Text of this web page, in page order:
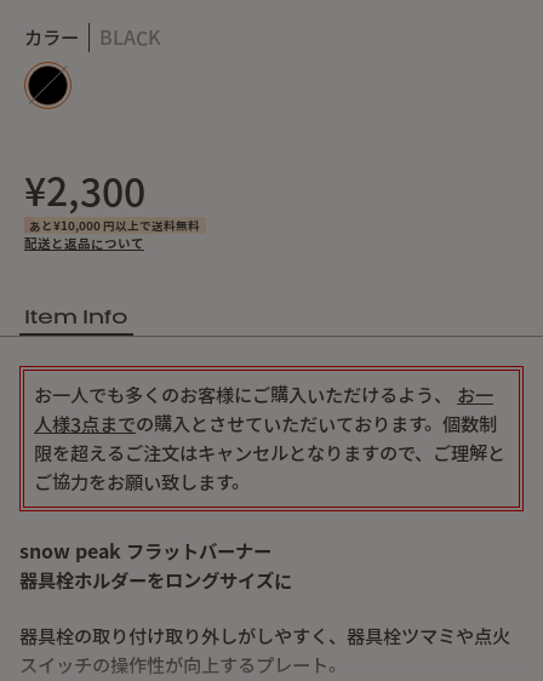
カラー BLACK
¥2,300
あと¥10,000 円以上で送料無料
配送と返品について
Item Info
お一人でも多くのお客様にご購入いただけるよう、
お一
人様3点までの購入とさせていただいております。 個数制
限を超えるご注文はキャンセルとなりますので、ご理解と
ご協力をお願い致します。
snow peak フラットバーナー
器具栓ホルダーをロングサイズに
器具栓の取り付け取り外しがしやすく、器具栓ツマミや点火
スイッチの操作性が向上するプレート。